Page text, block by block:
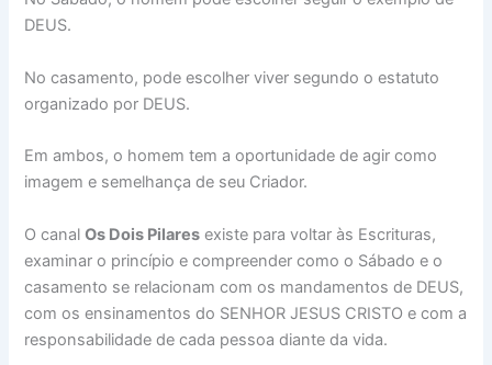
DEUS.
No casamento, pode escolher viver segundo o estatuto
organizado por DEUS.
Em ambos, o homem tem a oportunidade de agir como
imagem e semelhança de seu Criador.
O canalOs Dois Pilares existe para voltar às Escrituras,
examinar o princípio e compreender como o Sábado e o
casamento se relacionam com os mandamentos de DEUS,
com os ensinamentos do SENHOR JESUS CRISTO e com a
responsabilidade de cada pessoa diante da vida.